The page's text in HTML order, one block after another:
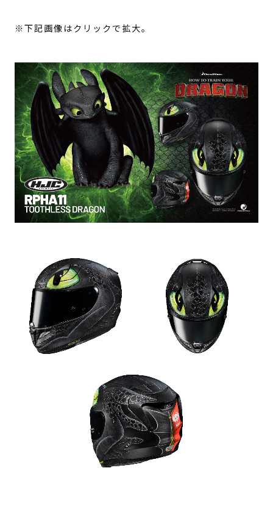
※下記画像はクリックで拡大。